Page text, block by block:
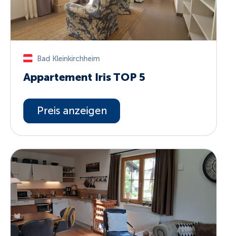
Bad Kleinkirchheim
Appartement Iris TOP 5
Preis anzeigen